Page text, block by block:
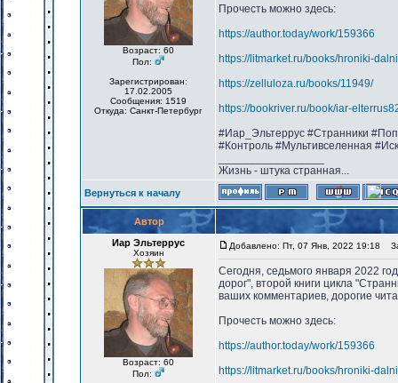
Возраст: 60
Пол:
Зарегистрирован:
17.02.2005
Сообщения: 1519
Откуда: Санкт-Петербург
Прочесть можно здесь:
https://author.today/work/159366
https://litmarket.ru/books/hroniki-
https://zelluloza.ru/books/11949/
https://bookriver.ru/book/iar-
#Иар_Эльтеррус #Странники
#Контроль #Мультивселенная
Жизнь - штука странная...
Вернуться к началу
Автор
Иар Эльтеррус
Хозяин
Возраст: 60
Пол:
Добавлено: Пт, 07 Янв, 2022 19:18
Сегодня, седьмого января 2022
дорог", второй книги цикла
ваших комментариев, дорогие
Прочесть можно здесь:
https://author.today/work/159366
https://litmarket.ru/books/hroniki-